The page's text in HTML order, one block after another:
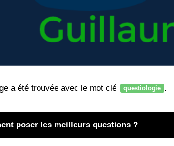
a été trouvée avec le mot clé questiologie .
poser les meilleurs questions ?